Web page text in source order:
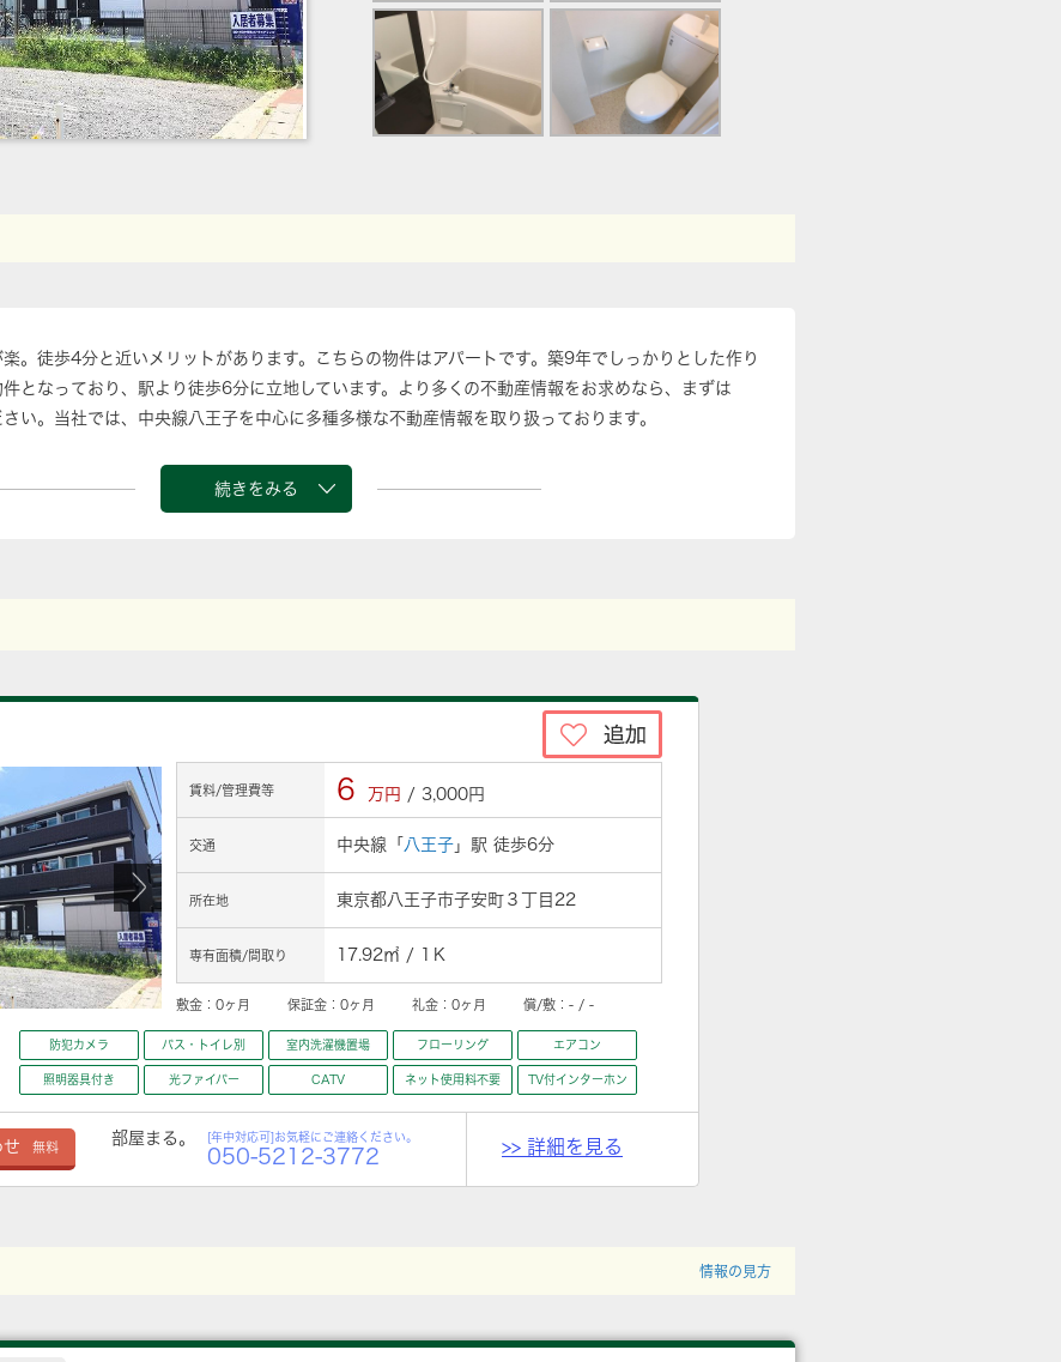
。徒歩4分と近いメリットがあります。こちらの物件はアパートです。築9年でしっかりとした作り
となっており、駅より徒歩6分に立地しています。より多くの不動産情報をお求めなら、まずは
い。当社では、中央線八王子を中心に多種多様な不動産情報を取り扱っております。
続きをみる
賃料/管理費等 6 万円 / 3,000円
交通 中央線「 八王子 」駅 徒歩6分
所在地 東京都八王子市子安町３丁目22
専有面積/間取り 17.92㎡ / 1Ｋ
敷金： 0ヶ月 保証金： 0ヶ月 礼金： 0ヶ月 償/敷： - / -
防犯カメラ バス・トイレ別 室内洗濯機置場 フローリング エアコン
照明器具付き 光ファイバー CATV ネット使用料不要 TV付インターホン
せ 無料
部屋まる。 [年中対応可]お気軽にご連絡ください。
050-5212-3772 >> 詳細を見る
情報の見方